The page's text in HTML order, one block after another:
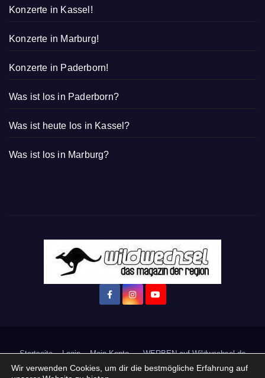
Konzerte in Kassel!
Konzerte in Marburg!
Konzerte in Paderborn!
Was ist los in Paderborn?
Was ist heute los in Kassel?
Was ist los in Marburg?
Startseite Login Mein Konto · WERBEN auf Wildwechsel.de
Wir verwenden Cookies, um dir die bestmögliche Erfahrung auf